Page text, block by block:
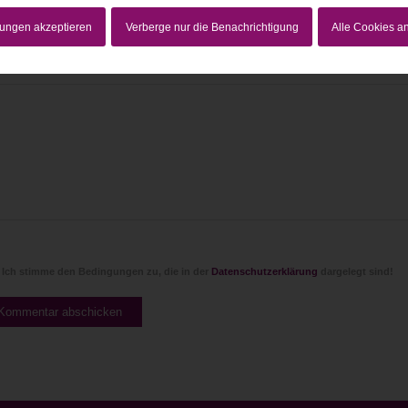
akzeptieren Verberge nur die Benachrichtigung Alle Cookies
Datenschutzerklärung